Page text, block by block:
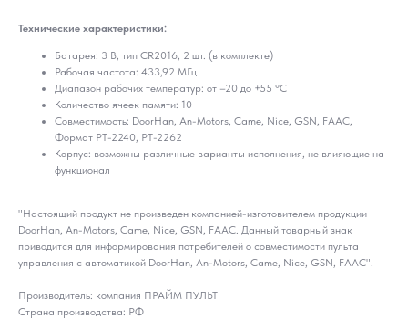
Технические характеристики:
Батарея: 3 В, тип CR2016, 2 шт. (в комплекте)
Рабочая частота: 433,92 МГц
Диапазон рабочих температур: от –20 до +55 °C
Количество ячеек памяти: 10
Совместимость: DoorHan, An-Motors, Came, Nice, GSN, FAAC,
Формат PT-2240, PT-2262
Корпус: возможны различные варианты исполнения, не влияющие на
функционал
"Настоящий продукт не произведен компанией-изготовителем продукции
DoorHan, An-Motors, Came, Nice, GSN, FAAC. Данный товарный знак
приводится для информирования потребителей о совместимости пульта
управления с автоматикой DoorHan, An-Motors, Came, Nice, GSN, FAAC".
Производитель: компания ПРАЙМ ПУЛЬТ
Страна производства: РФ